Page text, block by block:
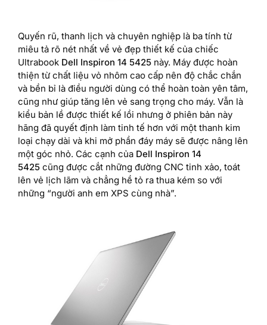
Quyến rũ, thanh lịch và chuyên nghiệp là ba tính từ
miêu tả rõ nét nhất về vẻ đẹp thiết kế của chiếc
Ultrabook Dell Inspiron 14 5425 này. Máy được hoàn
thiện từ chất liệu vỏ nhôm cao cấp nên độ chắc chắn
và bền bỉ là điều người dùng có thể hoàn toàn yên tâm,
cũng như giúp tăng lên vẻ sang trọng cho máy. Vẫn là
kiểu bản lề được thiết kế lồi nhưng ở phiên bản này
hãng đã quyết định làm tinh tế hơn với một thanh kim
loại chạy dài và khi mở phần đáy máy sẽ được nâng lên
một góc nhỏ. Các cạnh của Dell Inspiron 14
5425 cũng được cắt những đường CNC tinh xảo, toát
lên vẻ lịch lãm và chẳng hề tỏ ra thua kém so với
những “người anh em XPS cùng nhà”.